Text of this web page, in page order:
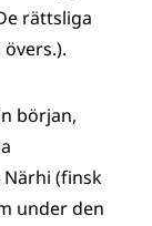
rättsliga
början,
(finsk
under den